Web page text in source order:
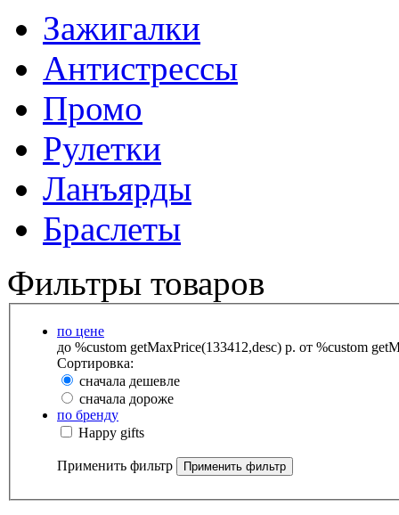
Зажигалки
Антистрессы
Промо
Рулетки
Ланъярды
Браслеты
Фильтры товаров
по цене
до %custom getMaxPrice(133412,desc) р. от %custom
Сортировка:
сначала дешевле
сначала дороже
по бренду
Happy gifts
Применить фильтр